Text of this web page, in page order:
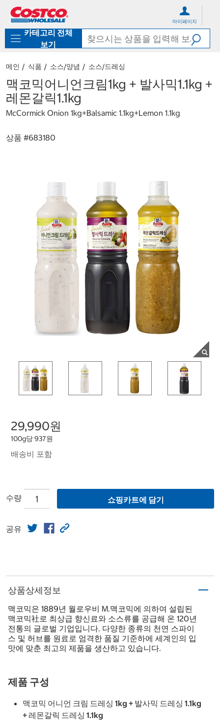
로
기
가
마이페이지
카테고리 전체
보기
메인 식품 소스/양념 소스/드레싱
맥코믹어니언크림1kg + 발사믹1.1kg +
레몬갈릭1.1kg
McCormick Onion 1kg+Balsamic 1.1kg+Lemon 1.1kg
상품 #683180
29,990원
100g당 937원
배송비 포함
수량 쇼핑카트에 담기
공유
상품상세정보
맥코믹은 1889년 월로우비 M.맥코믹에 의하여 설립된
맥코믹社로 최상급 향신료와 소스류를 공급해 온 120년
전통의 글로벌 기업입니다. 다양한 종류의 천연 스파이
스 및 허브를 원료로 엄격한 품질 기준하에 세계인의 입
맛에 맞춘 최고의 제품을 생산하고 있습니다.
제품 구성
맥코믹 어니언 크림 드레싱 1kg + 발사믹 드레싱 1.1kg
+ 레몬갈릭 드레싱 1.1kg